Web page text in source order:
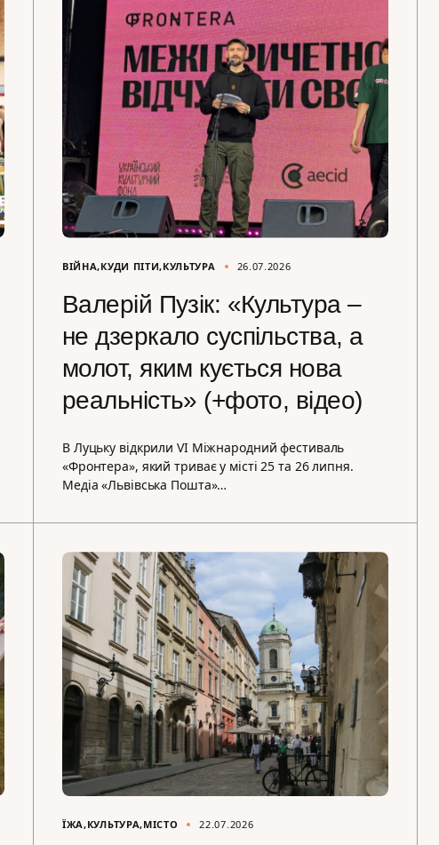
ВІЙНА КУДИ ПІТИ КУЛЬТУРА 26.07.2026
Валерій Пузік: «Культура –
не дзеркало суспільства, а
молот, яким кується нова
реальність» (+фото, відео)
В Луцьку відкрили VI Міжнародний фестиваль
«Фронтера», який триває у місті 25 та 26 липня.
Медіа «Львівська Пошта»…
ЇЖА КУЛЬТУРА МІСТО 22.07.2026